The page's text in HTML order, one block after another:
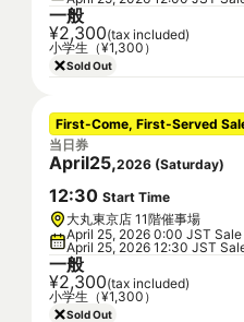
一般
¥2,300(tax included)
小学生（¥1,300）
Sold Out
First-Come, First-Served
当日券
April25,2026 (Saturday)
12:30 Start Time
大丸東京店 11階催事場
April 25, 2026 0:00 JST
April 25, 2026 12:30 JST
一般
¥2,300(tax included)
小学生（¥1,300）
Sold Out